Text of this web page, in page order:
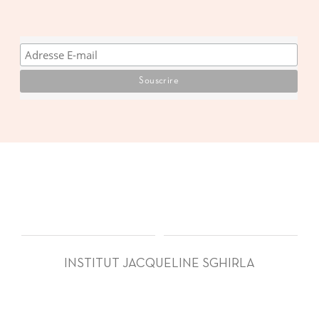
INSTITUT JACQUELINE SGHIRLA